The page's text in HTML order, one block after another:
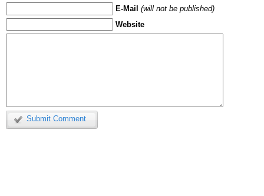
E-Mail(will not be published)
Website
Submit Comment